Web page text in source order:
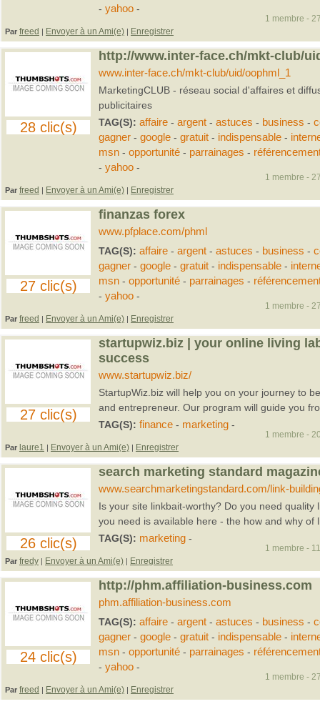
- yahoo-
Par freed | Envoyer à un Ami(e) | Enregistrer
1 membre -
28 clic(s)
http://www.inter-face.ch/mkt-club/
www.inter-face.ch/mkt-club/uid/oophml_1
MarketingCLUB - réseau social d'affaires et
publicitaires
TAG(S): affaire- argent- astuces - business -
gagner- google- gratuit- indispensable-
msn - opportunité- parrainages -
- yahoo-
Par freed | Envoyer à un Ami(e) | Enregistrer
1 membre -
27 clic(s)
finanzas forex
www.pfplace.com/phml
TAG(S): affaire- argent- astuces - business -
gagner- google- gratuit- indispensable-
msn - opportunité- parrainages -
- yahoo-
Par freed | Envoyer à un Ami(e) | Enregistrer
1 membre -
27 clic(s)
startupwiz.biz | your online living
success
www.startupwiz.biz/
StartupWiz.biz will help you on your journey to
and entrepreneur. Our program will guide you
TAG(S): finance- marketing-
Par laure1 | Envoyer à un Ami(e) | Enregistrer
1 membre -
26 clic(s)
search marketing standard
www.searchmarketingstandard.com/link-
Is your site linkbait-worthy? Do you need quality
you need is available here - the how and why of
TAG(S): marketing-
Par fredy | Envoyer à un Ami(e) | Enregistrer
1 membre -
24 clic(s)
http://phm.affiliation-business.com
phm.affiliation-business.com
TAG(S): affaire- argent- astuces - business -
gagner- google- gratuit- indispensable-
msn - opportunité- parrainages -
- yahoo-
Par freed | Envoyer à un Ami(e) | Enregistrer
1 membre -